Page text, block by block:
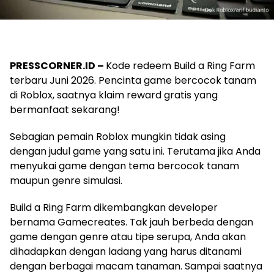
PRESSCORNER.ID – Kode redeem Build a Ring Farm
terbaru Juni 2026. Pencinta game bercocok tanam
di Roblox, saatnya klaim reward gratis yang
bermanfaat sekarang!
Sebagian pemain Roblox mungkin tidak asing
dengan judul game yang satu ini. Terutama jika Anda
menyukai game dengan tema bercocok tanam
maupun genre simulasi.
Build a Ring Farm dikembangkan developer
bernama Gamecreates. Tak jauh berbeda dengan
game dengan genre atau tipe serupa, Anda akan
dihadapkan dengan ladang yang harus ditanami
dengan berbagai macam tanaman. Sampai saatnya